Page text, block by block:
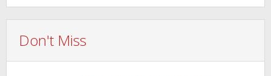
Don't Miss